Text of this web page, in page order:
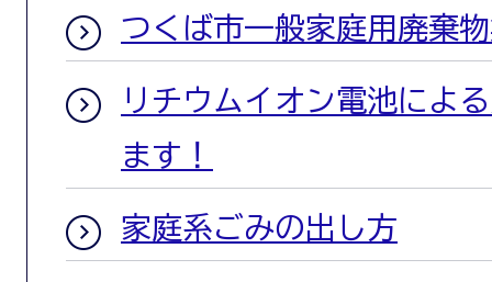
つくば市一般家庭用廃棄
リチウムイオン電池によ
ます！
家庭系ごみの出し方